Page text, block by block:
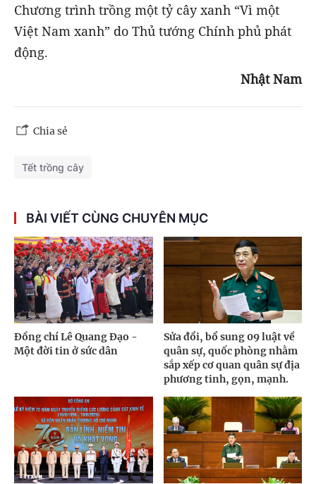
Chương trình trồng một tỷ cây xanh “Vì một
Việt Nam xanh” do Thủ tướng Chính phủ phát
động.
Nhật Nam
Chia sẻ
Tết trồng cây
BÀI VIẾT CÙNG CHUYÊN MỤC
Đồng chí Lê Quang Đạo -
Một đời tin ở sức dân
Sửa đổi, bổ sung 09 luật về
quân sự, quốc phòng nhằm
sắp xếp cơ quan quân sự địa
phương tinh, gọn, mạnh.